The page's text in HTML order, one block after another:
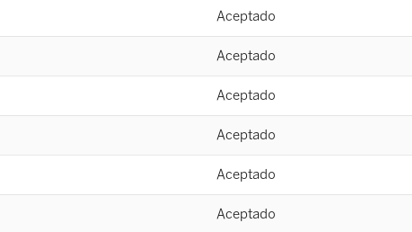
Aceptado
Aceptado
Aceptado
Aceptado
Aceptado
Aceptado